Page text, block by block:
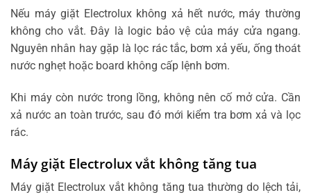
Nếu máy giặt Electrolux không xả hết nước, máy thường
không cho vắt. Đây là logic bảo vệ của máy cửa ngang.
Nguyên nhân hay gặp là lọc rác tắc, bơm xả yếu, ống thoát
nước nghẹt hoặc board không cấp lệnh bơm.
Khi máy còn nước trong lồng, không nên cố mở cửa. Cần
xả nước an toàn trước, sau đó mới kiểm tra bơm xả và lọc
rác.
Máy giặt Electrolux vắt không tăng tua
Máy giặt Electrolux vắt không tăng tua thường do lệch tải,